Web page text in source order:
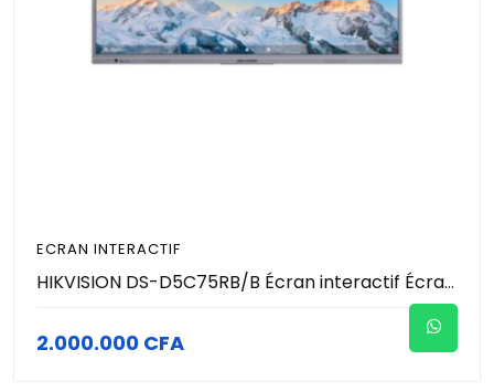
ECRAN INTERACTIF
HIKVISION DS-D5C75RB/B Écran interactif Écran UHD 4K avec une résolution de 3840 × 2160. Conception antireflet et anti-obstruction pour une interaction fluide.
2.000.000 CFA